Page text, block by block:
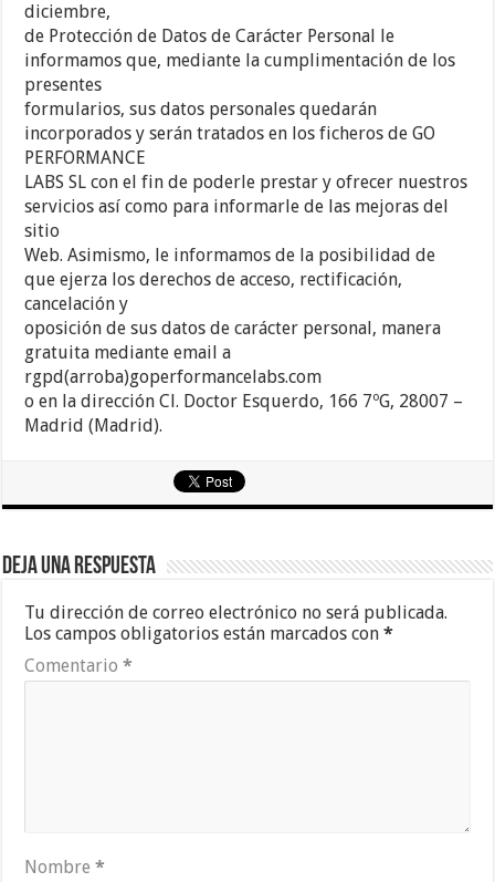
diciembre,
de Protección de Datos de Carácter Personal le
informamos que, mediante la cumplimentación de los
presentes
formularios, sus datos personales quedarán
incorporados y serán tratados en los ficheros de GO
PERFORMANCE
LABS SL con el fin de poderle prestar y ofrecer nuestros
servicios así como para informarle de las mejoras del
sitio
Web. Asimismo, le informamos de la posibilidad de
que ejerza los derechos de acceso, rectificación,
cancelación y
oposición de sus datos de carácter personal, manera
gratuita mediante email a
rgpd(arroba)goperformancelabs.com
o en la dirección Cl. Doctor Esquerdo, 166 7ºG, 28007 –
Madrid (Madrid).
Deja una respuesta
Tu dirección de correo electrónico no será publicada.
Los campos obligatorios están marcados con*
Comentario*
Nombre*